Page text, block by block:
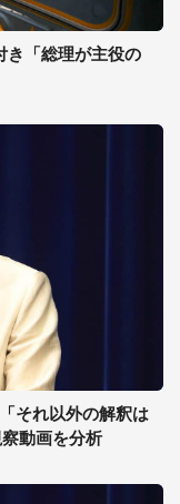
き「総理が主役の
それ以外の解釈は
動画を分析